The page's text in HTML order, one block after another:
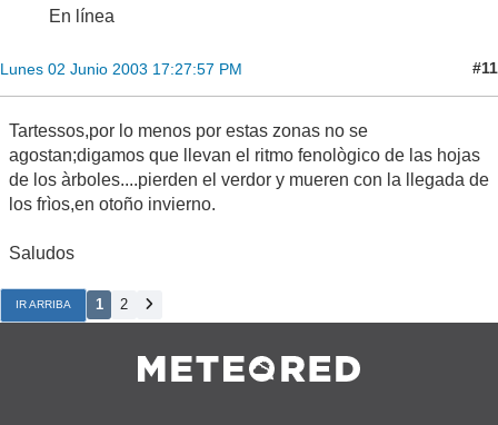
En línea
Lunes 02 Junio 2003 17:27:57 PM #11
Tartessos,por lo menos por estas zonas no se
agostan;digamos que llevan el ritmo fenològico de las hojas
de los àrboles....pierden el verdor y mueren con la llegada de
los frìos,en otoño invierno.
Saludos
IR ARRIBA 1 2